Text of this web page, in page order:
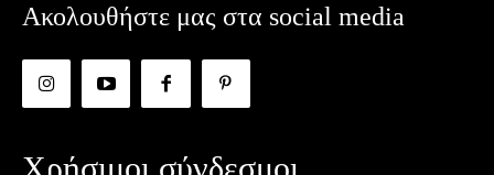
Ακολουθήστε μας στα social media